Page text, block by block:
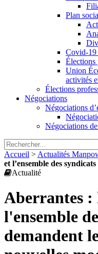
Plan
Covid-19
Élections
Union
activités
Élections
Négociations
Négociations
Négociations
Accueil > Actualités
et l’ensemble des
Actualité
Aberrantes :
l'ensemble
demandent